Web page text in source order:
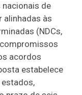
de
alinhadas às
(NDCs,
acordos
estabelece
estados,